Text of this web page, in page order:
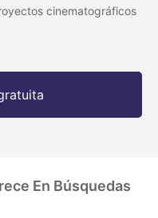
cinematográficos
En Búsquedas